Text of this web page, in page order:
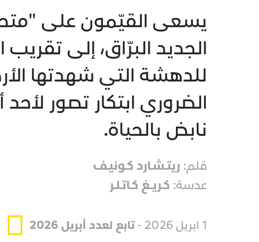
يسعى القيّمون على
الجديد البرّاق، إلى تقريب
للدهشة التي شهدتها
الضروري ابتكار تصور
نابض بالحياة.
قلم: ريتـشـارد كـونيـف
عدسة: كـريــغ كـاتـلـر
1 ابريل 2026 -
تابع لعدد أبريل 2026